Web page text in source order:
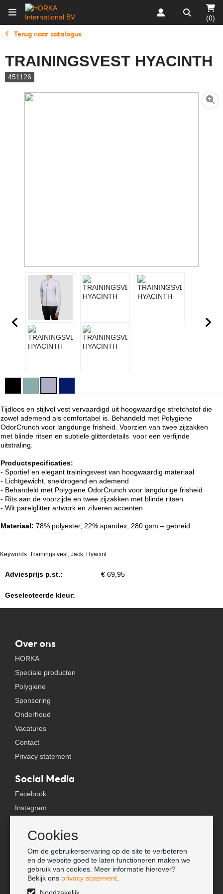
Cookies
Om de gebruikerservaring op de site te verbeteren
en de website goed te laten functioneren maken we
gebruik van cookies. Meer informatie hierover?
Bekijk ons privacy statement
(0)
Terug naar catalogus
TRAININGSVEST HYACINTH
451126
Tijdloos en stijlvol vest vervaardigd uit hoogwaardige stretchstof die
zowel ademend als comfortabel is. Behandeld met Polygiene
OdorCrunch voor langdurige frisheid. Voorzien van twee zijzakken
met blinde ritsen en subtiele glitterdetails voor een verfijnde
uitstraling.
Productspecificaties:
- Sportief en elegant trainingsvest van hoogwaardig materiaal
- Lichtgewicht, sneldrogend en ademend
- Behandeld met Polygiene OdorCrunch voor langdurige frisheid
- Rits aan de voorzijde en twee zijzakken met blinde ritsen
- Wit parelglitter artwork en zilveren accenten
Materiaal: 78% polyester, 22% spandex, 280 gsm – gebreid
Keywords: Trainings vest, Jack, Hyacint
Adviesprijs p.st.: € 69,95
Geselecteerde kleur:
Over ons
HORKA
Speciale producten
Polygiene
Sponsoring
Onderhoud
Vacatures
Contact
Privacy statement
Social Media
Facebook
Instagram
TikTok
Tools
Lookbook
Nieuwe klant